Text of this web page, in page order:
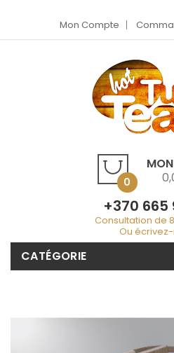
Mon Compte
0
+370 665
Consultation de
Ou
CATÉGORIE